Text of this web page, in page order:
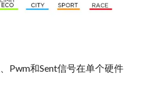
Pwm和Sent信号在单个硬件